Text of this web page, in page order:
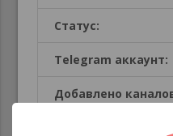
Статус:
Telegram аккаунт:
Добавлено